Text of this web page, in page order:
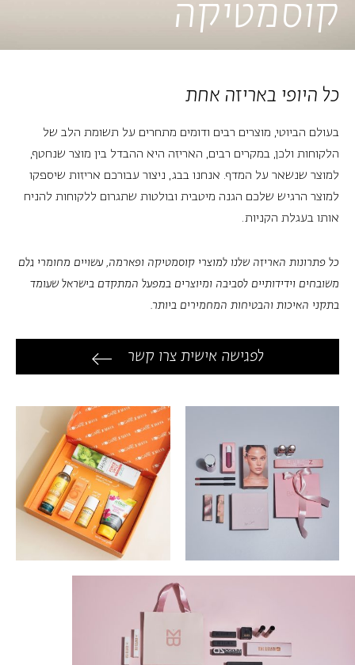
קוסמטיקה
כל היופי באריזה אחת
בעולם הביוטי, מוצרים רבים ודומים מתחרים על תשומת הלב של
הלקוחות ולכן, במקרים רבים, האריזה היא ההבדל בין מוצר שנחטף,
למוצר שנשאר על המדף. אנחנו בבג, ניצור עבורכם אריזות שיספקו
למוצר הרגיש שלכם הגנה מיטבית ובולטות שתגרום ללקוחות להניח
אותו בעגלת הקניות.
כל פתרונות האריזה שלנו למוצרי קוסמטיקה ופארמה, עשויים מחומרי גלם
משובחים וידידותיים לסביבה ומיוצרים במפעל המתקדם בישראל שעומד
בתקני האיכות והבטיחות המחמירים ביותר.
לפגישה אישית צרו קשר